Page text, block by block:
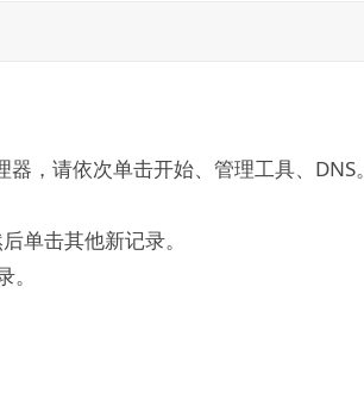
，请依次单击开始、管理工具、DNS。
单击其他新记录。